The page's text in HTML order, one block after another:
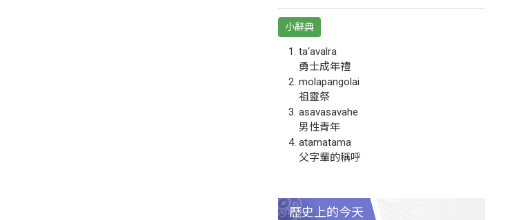
小辭典
ta‘avalra
勇士成年禮
molapangolai
祖靈祭
asavasavahe
男性青年
atamatama
父字輩的稱呼
歷史上的今天